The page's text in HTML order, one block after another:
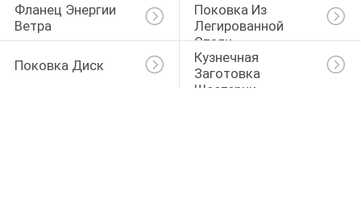
Фланец Энергии
Ветра
Поковка Из
Легированной
Стали
Поковка Диск
Кузнечная
Заготовка
Шестерни